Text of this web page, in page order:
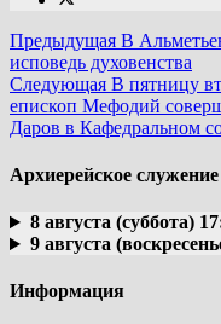
Предыдущая В
исповедь духовенства
Следующая В пятницу
епископ Мефодий
Даров в Кафедральном
Архиерейское служение
8 августа (суббота)
9 августа
Информация